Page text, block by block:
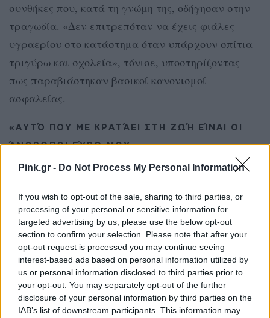
Pink.gr - Do Not Process My Personal Information
If you wish to opt-out of the sale, sharing to third parties, or
processing of your personal or sensitive information for
targeted advertising by us, please use the below opt-out
section to confirm your selection. Please note that after your
opt-out request is processed you may continue seeing
interest-based ads based on personal information utilized by
us or personal information disclosed to third parties prior to
your opt-out. You may separately opt-out of the further
disclosure of your personal information by third parties on the
IAB’s list of downstream participants. This information may
συνθήκες που, κατά τη γνώμη της, οδήγησαν στην
τραγωδία. «Δεν επιτρεπόταν να έχεις φιάλες
υγραερίου στο κατάστημα όταν υπάρχουν σπίτια
τριγύρω και σχολεία», τόνισε, υποστηρίζοντας
πως παραβιάστηκαν βασικοί κανονισμοί
ασφαλείας.
«ΑΥΤΌ ΠΟΥ ΜΕ ΚΡΑΤΆΕΙ ΣΤΗ ΖΩΉ ΕΊΝΑΙ ΟΙ
ΆΝΘΡΩΠΟΙ ΓΎΡΩ ΜΟΥ»
Παρά το βάρος των δυσκολιών, η ηθοποιός δεν
έχασε την ψυχική της δύναμη. «Αυτό που με
κρατάει στη ζωή και δεν χάνω τη δύναμή μου είναι
οι άνθρωποι που υπάρχουν γύρω μου», ανέφερε
με θέρμη.
Η στήριξη του περιβάλλοντός της φαίνεται να
αποτελεί τον πιο σημαντικό σύμμαχό της σε αυτή
τη διπλή πρόκληση — τόσο για τη σωματική